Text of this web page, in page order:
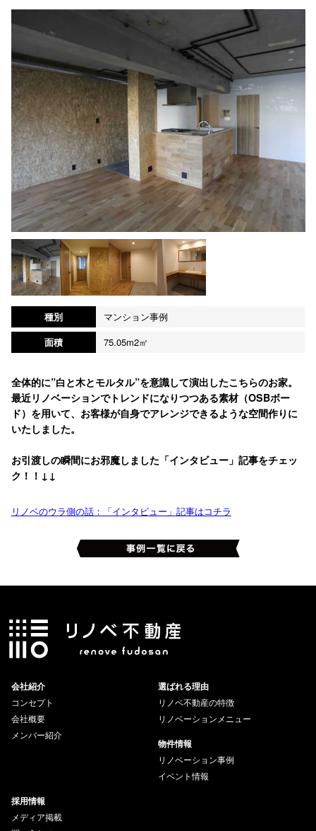
種別
マンション事例
面積
75.05m2㎡
全体的に”白と木とモルタル”を意識して演出したこちらのお家。
最近リノベーションでトレンドになりつつある素材（OSBボー
ド）を用いて、お客様が自身でアレンジできるような空間作りに
いたしました。
お引渡しの瞬間にお邪魔しました「インタビュー」記事をチェッ
ク！！↓↓
リノベのウラ側の話：「インタビュー」記事はコチラ
会社紹介
コンセプト
会社概要
メンバー紹介
選ばれる理由
リノベ不動産の特徴
リノベーションメニュー
物件情報
リノベーション事例
イベント情報
採用情報
メディア掲載